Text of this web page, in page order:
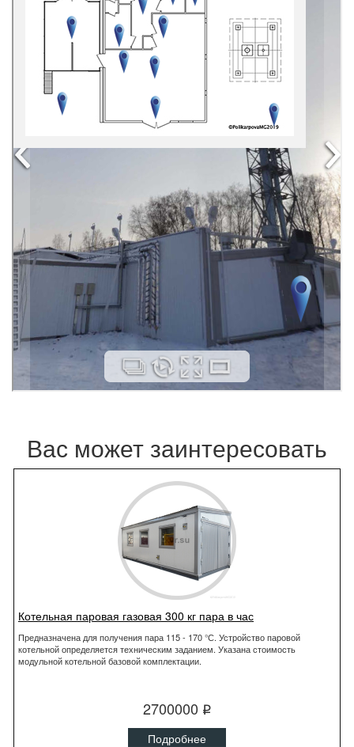
Вас может заинтересовать
Котельная паровая газовая 300 кг пара в час
Предназначена для получения пара 115 - 170 °С. Устройство паровой
котельной определяется техническим заданием. Указана стоимость
модульной котельной базовой комплектации.
2700000 q
Подробнее